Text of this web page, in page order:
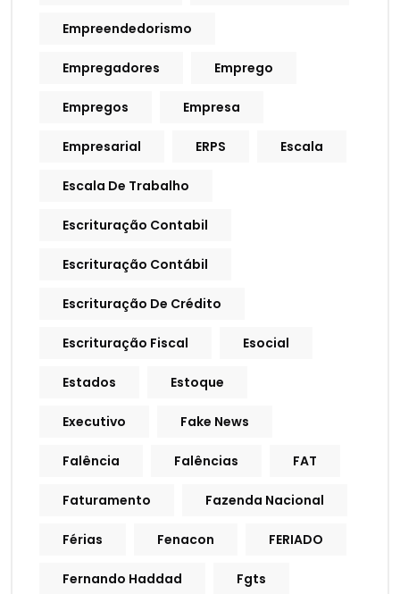
Empreendedorismo
Empregadores Emprego
Empregos Empresa
Empresarial ERPS Escala
Escala De Trabalho
Escrituração Contabil
Escrituração Contábil
Escrituração De Crédito
Escrituração Fiscal Esocial
Estados Estoque
Executivo Fake News
Falência Falências FAT
Faturamento Fazenda Nacional
Férias Fenacon FERIADO
Fernando Haddad Fgts